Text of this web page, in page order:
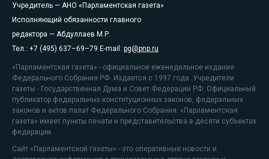
Учредитель — АНО «Парламентская газета»
Исполняющий обязанности главного
редактора — Абдуллаев М.Р.
Тел.: +7 (495) 637–69–79 E-mail: pg@pnp.ru
«Парламентская газета» - официальное еженедельное издание
Федерального Собрания РФ. Издается с 1997 года. Учредители
газеты - Государственная Дума и Совет Федерации РФ. Официальный
публикатор федеральных конституционных законов, федеральных
законов и актов палат Федерального Собрания. «Парламентская
газета» имеет пункты печати и представительства в десяти субъектах
федерации.
Сайт «Парламентской газеты» - это оперативные новости и